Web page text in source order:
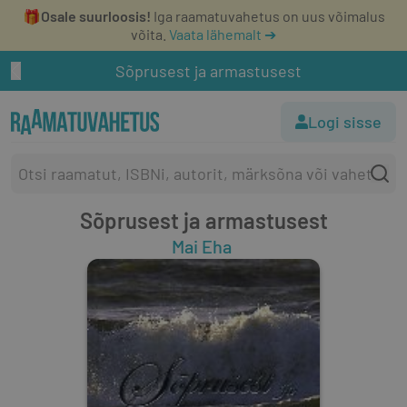
🎁Osale suurloosis! Iga raamatuvahetus on uus võimalus
võita. Vaata lähemalt ➔
Sõprusest ja armastusest
Logi sisse
Sõprusest ja armastusest
Mai Eha